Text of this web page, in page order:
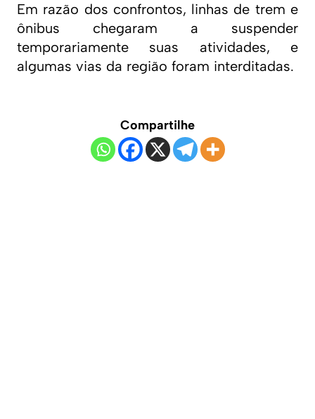
Em razão dos confrontos, linhas de trem e
ônibus chegaram a suspender
temporariamente suas atividades, e
algumas vias da região foram interditadas.
Compartilhe